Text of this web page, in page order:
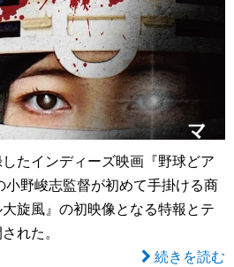
たインディーズ映画『野球どア
野峻志監督が初めて手掛ける商
旋風』の初映像となる特報とテ
れた。
続きを読む